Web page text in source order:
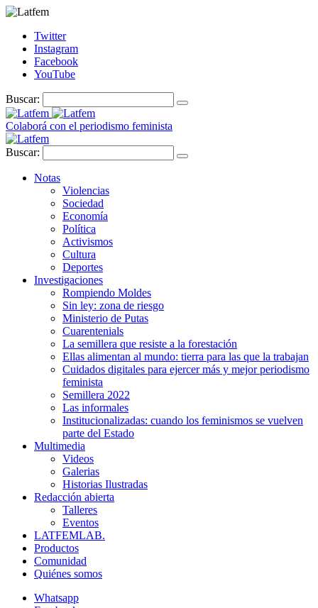
Twitter
Instagram
Facebook
YouTube
Buscar:
Colaborá con el periodismo feminista
Buscar:
Notas
Violencias
Sociedad
Economía
Política
Activismos
Cultura
Deportes
Investigaciones
Rompiendo Moldes
Sin ley: zona de riesgo
Ministerio de Putas
Cuarentenials
La semillera que resiste a la forestación
Ellas alimentan al mundo: tierra para las que la trabajan
Cuidados digitales para ejercer más y mejor periodismo
feminista
Semillera 2022
Las informales
Institucionalizadas: cuando los feminismos se vuelven
parte del Estado
Multimedia
Videos
Galerias
Historias Ilustradas
Redacción abierta
Talleres
Eventos
LATFEMLAB.
Productos
Comunidad
Quiénes somos
Whatsapp